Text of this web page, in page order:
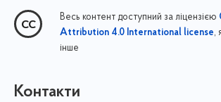
Весь контент доступний за ліцензією
Attribution 4.0 International license,
інше
Контакти